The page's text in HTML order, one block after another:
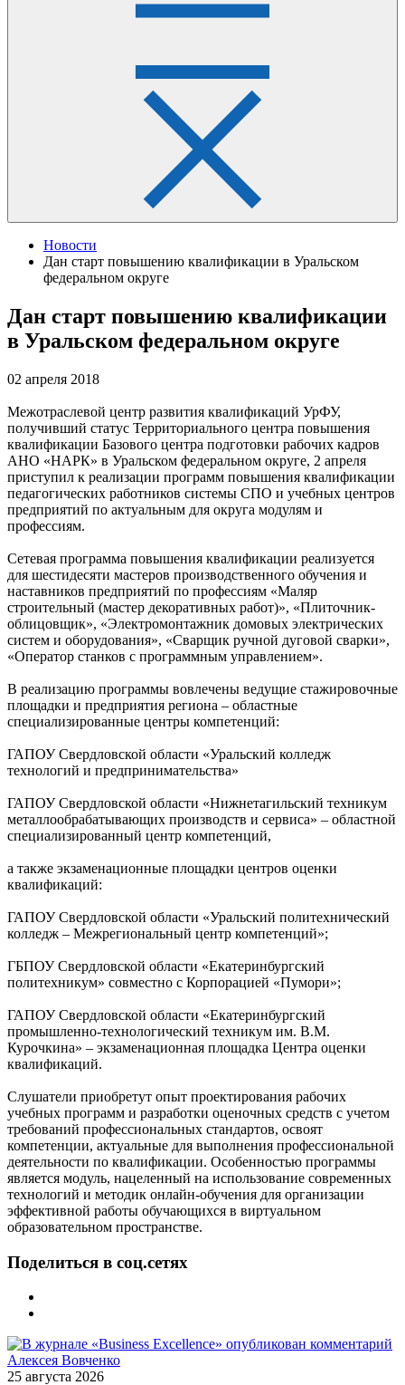
Новости
Дан старт повышению квалификации в Уральском
федеральном округе
Дан старт повышению квалификации
в Уральском федеральном округе
02 апреля 2018
Межотраслевой центр развития квалификаций УрФУ,
получивший статус Территориального центра повышения
квалификации Базового центра подготовки рабочих кадров
АНО «НАРК» в Уральском федеральном округе, 2 апреля
приступил к реализации программ повышения квалификации
педагогических работников системы СПО и учебных центров
предприятий по актуальным для округа модулям и
профессиям.
Сетевая программа повышения квалификации реализуется
для шестидесяти мастеров производственного обучения и
наставников предприятий по профессиям «Маляр
строительный (мастер декоративных работ)», «Плиточник-
облицовщик», «Электромонтажник домовых электрических
систем и оборудования», «Сварщик ручной дуговой сварки»,
«Оператор станков с программным управлением».
В реализацию программы вовлечены ведущие стажировочные
площадки и предприятия региона – областные
специализированные центры компетенций:
ГАПОУ Свердловской области «Уральский колледж
технологий и предпринимательства»
ГАПОУ Свердловской области «Нижнетагильский техникум
металлообрабатывающих производств и сервиса» – областной
специализированный центр компетенций,
а также экзаменационные площадки центров оценки
квалификаций:
ГАПОУ Свердловской области «Уральский политехнический
колледж – Межрегиональный центр компетенций»;
ГБПОУ Свердловской области «Екатеринбургский
политехникум» совместно с Корпорацией «Пумори»;
ГАПОУ Свердловской области «Екатеринбургский
промышленно-технологический техникум им. В.М.
Курочкина» – экзаменационная площадка Центра оценки
квалификаций.
Слушатели приобретут опыт проектирования рабочих
учебных программ и разработки оценочных средств с учетом
требований профессиональных стандартов, освоят
компетенции, актуальные для выполнения профессиональной
деятельности по квалификации. Особенностью программы
является модуль, нацеленный на использование современных
технологий и методик онлайн-обучения для организации
эффективной работы обучающихся в виртуальном
образовательном пространстве.
Поделиться в соц.сетях
25 августа 2026